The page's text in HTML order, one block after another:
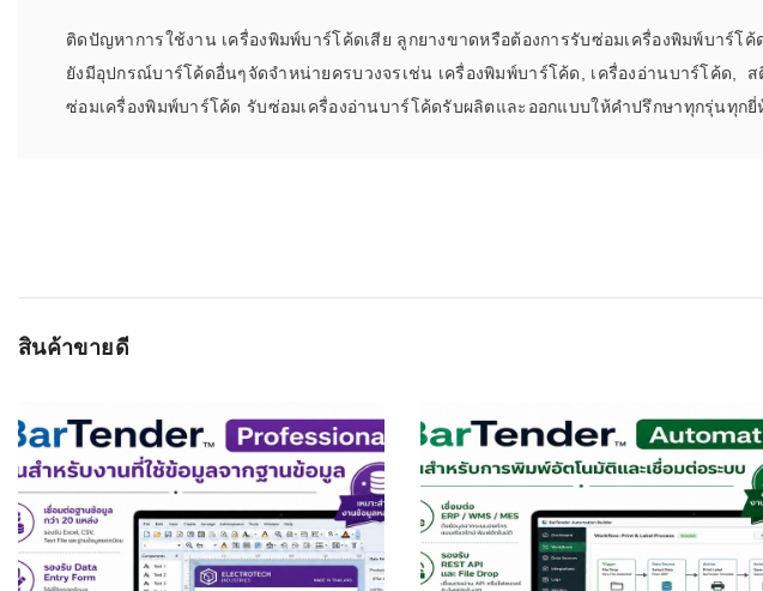
ติดปัญหาการใช้งาน เครื่องพิมพ์บาร์โค้ดเสีย ลูกยางขาดหรือต้องการรับซ่อมเครื่องพิมพ์บาร์โค้
ยังมีอุปกรณ์บาร์โค้ดอื่นๆจัดจำหน่ายครบวงจรเช่น เครื่องพิมพ์บาร์โค้ด, เครื่องอ่านบาร์โค้ด,
ซ่อมเครื่องพิมพ์บาร์โค้ด รับซ่อมเครื่องอ่านบาร์โค้ดรับผลิตและออกแบบให้คำปรึกษาทุกรุ่นทุกยี่
สินค้าขายดี